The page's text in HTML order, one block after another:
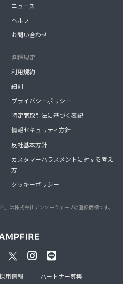
ニュース
ヘルプ
お問い合わせ
各種規定
利用規約
細則
プライバシーポリシー
特定商取引法に基づく表記
情報セキュリティ方針
反社基本方針
カスタマーハラスメントに対する考え
方
クッキーポリシー
ド」は株式会社デンソーウェーブの登録商標です。
採用情報 パートナー募集